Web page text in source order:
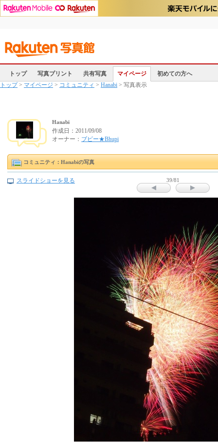
トップ 写真プリント 共有写真 マイページ
初めての方へ
トップ> マイページ > コミュニティ > Hanabi > 写真表示
Hanabi
作成日： 2011/09/08
オーナー： ブピー★Bhupi
コミュニティ：Hanabiの写真
スライドショーを見る 39/81